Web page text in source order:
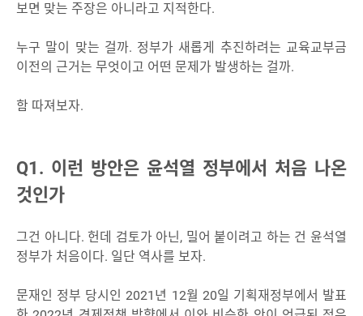
보면 맞는 주장은 아니라고 지적한다.
누구 말이 맞는 걸까. 정부가 새롭게 추진하려는 교육교부금
이전의 근거는 무엇이고 어떤 문제가 발생하는 걸까.
함 따져보자.
Q1. 이런 방안은 윤석열 정부에서 처음 나온
것인가
그건 아니다. 헌데 검토가 아닌, 밀어 붙이려고 하는 건 윤석열
정부가 처음이다. 일단 역사를 보자.
문재인 정부 당시인 2021년 12월 20일 기획재정부에서 발표